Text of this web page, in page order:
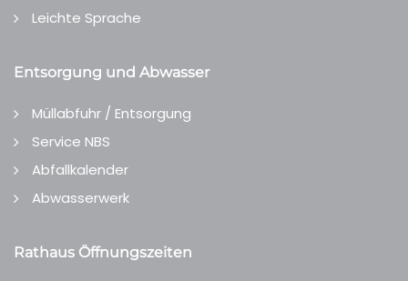
Leichte Sprache
Entsorgung und Abwasser
Müllabfuhr / Entsorgung
Service NBS
Abfallkalender
Abwasserwerk
Rathaus Öffnungszeiten